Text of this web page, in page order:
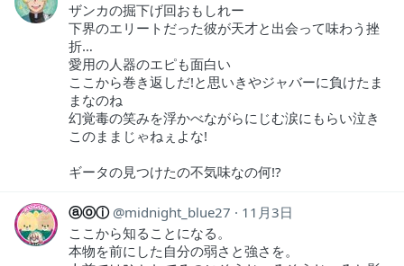
ザンカの掘下げ回おもしれー
下界のエリートだった彼が天才と出会って味わう挫
折…
愛用の人器のエピも面白い
ここから巻き返しだ!と思いきやジャバーに負けたま
まなのね
幻覚毒の笑みを浮かべながらにじむ涙にもらい泣き
このままじゃねぇよな!
ギータの見つけたの不気味なの何!?
ⓐⓞⓘ midnight_blue27
11月3日
ここから知ることになる。
本物を前にした自分の弱さと強さを。